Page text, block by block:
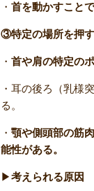
・ 首を動かすこと
③特定の場所を押す
・ 首や肩の特定の
・耳の後ろ（乳様
る。
・ 顎や側頭部の筋
能性がある。
▶考えられる原因